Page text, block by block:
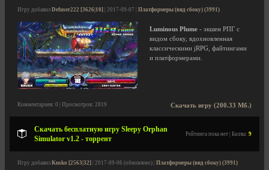
Игру добавил Defuser222 [3626|10] | 2017-09-07 | Платформеры (вид сбоку) (3991)
Luminous Plume - экшен РПГ с
видом сбоку, вдохновленная
классическими jRPG, файтингами
и платформерами.
Скачать игру (200.33 Мб.)
Комментариев: 0 | Просмотров: 2819
Скачать бесплатную игру Sleepy Orphan
Simulator v1.2 - торрент
Рейтинга пока нет | Баллы: 9
Игру добавил Kusko [2563|32] | 2017-09-06 (обновлено) | Платформеры (вид сбоку) (3991)